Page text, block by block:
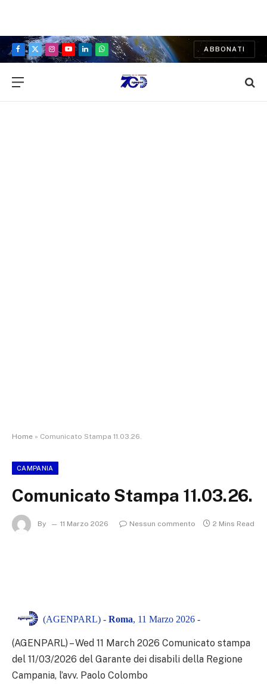
Facebook
X
Instagram
YouTubeLinkedInWhatsApp
ABBONATI
Home » Comunicato Stampa 11.03.26.
CAMPANIA
Comunicato Stampa 11.03.26.
By 11 Marzo 2026 Nessun commento 2 Mins Read
(AGENPARL) - Roma, 11 Marzo 2026 -
(AGENPARL) – Wed 11 March 2026 Comunicato stampa
del 11/03/2026 del Garante dei disabili della Regione
Campania, l’avv. Paolo Colombo